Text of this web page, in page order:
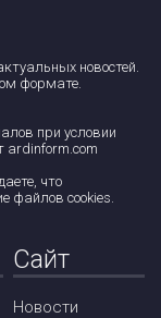
новостей.
формате.
при условии
ardinform.com
что
файлов cookies.
Сайт
Новости